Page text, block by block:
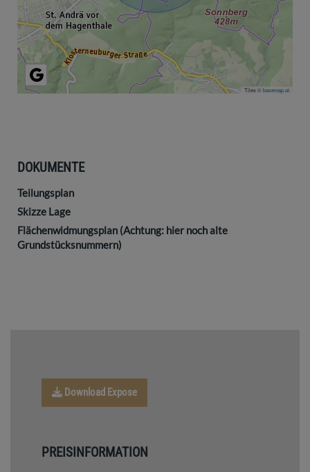
Tiles ©basemap.at
DOKUMENTE
Teilungsplan
Skizze Lage
Flächenwidmungsplan (Achtung: hier noch alte
Grundstücksnummern)
Download Expose
PREISINFORMATION